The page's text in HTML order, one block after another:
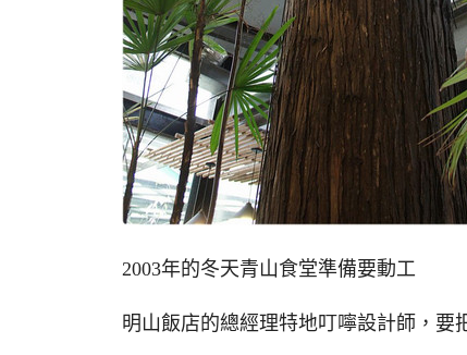
2003年的冬天青山食堂準備要動工
明山飯店的總經理特地叮嚀設計師，要